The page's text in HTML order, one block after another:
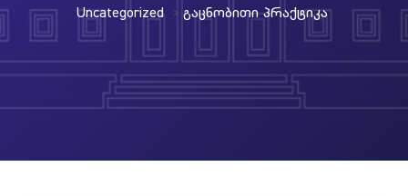
Uncategorized > Გაცნობითი Პრაქტიკა